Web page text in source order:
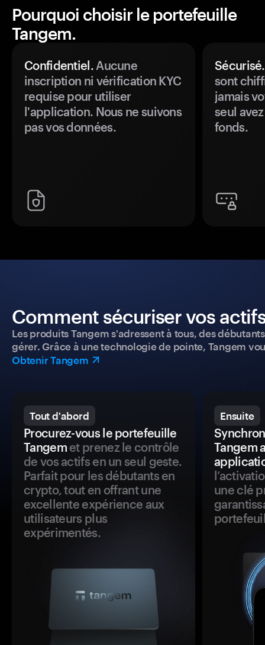
Pourquoi choisir le portefeuille
Tangem.
Confidentiel.Aucune
inscription ni vérification KYC
requise pour utiliser
l'application. Nous ne suivons
pas vos données.
Sécurisé.
sont
jamais
seul
fonds.
Comment sécuriser vos
Les produits Tangem s'adressent à tous, des
gérer. Grâce à une technologie de pointe, Tangem
Obtenir Tangem
Tout d'abord
Procurez-vous le portefeuille
Tangemet prenez le contrôle
de vos actifs en un seul geste.
Parfait pour les débutants en
crypto, tout en offrant une
excellente expérience aux
utilisateurs plus
expérimentés.
Ensuite
Tangem
une clé